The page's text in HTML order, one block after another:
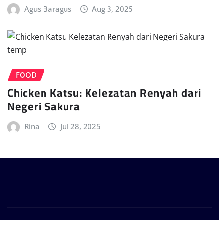
Agus Baragus Aug 3, 2025
FOOD
Chicken Katsu: Kelezatan Renyah dari
Negeri Sakura
Rina Jul 28, 2025